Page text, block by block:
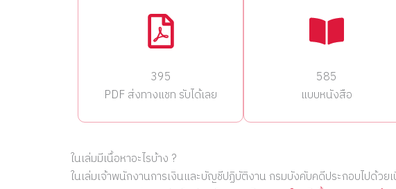
395
PDF ส่งทางแชท รับได้เลย
585
แบบหนังสือ
ในเล่มมีเนื้อหาอะไรบ้าง ?
ในเล่มเจ้าพนักงานการเงินและบัญชีปฏิบัติงาน กรมบังคับคดีประกอบไปด้วย